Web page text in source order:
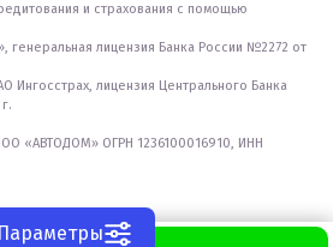
и страхования с помощью
генеральная лицензия Банка России №2272 от
Ингосстрах, лицензия Центрального Банка
«АВТОДОМ» ОГРН 1236100016910, ИНН
Параметры
WhatsApp